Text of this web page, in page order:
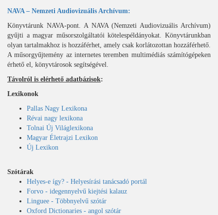
NAVA – Nemzeti Audiovizuális Archívum:
Könyvtárunk NAVA-pont. A NAVA (Nemzeti Audiovizuális Archívum)
gyűjti a magyar műsorszolgáltatói kötelespéldányokat. Könyvtárunkban
olyan tartalmakhoz is hozzáférhet, amely csak korlátozottan hozzáférhető.
A műsorgyűjtemény az internetes teremben multimédiás számítógépeken
érhető el, könyvtárosok segítségével.
Távolról is elérhető adatbázisok:
Lexikonok
Pallas Nagy Lexikona
Révai nagy lexikona
Tolnai Új Világlexikona
Magyar Életrajzi Lexikon
Új Lexikon
Szótárak
Helyes-e így? - Helyesírási tanácsadó portál
Forvo - idegennyelvű kiejtési kalauz
Linguee - Többnyelvű szótár
Oxford Dictionaries - angol szótár